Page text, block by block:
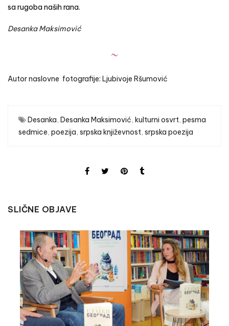
sa rugoba naših rana.
Desanka Maksimović
~
Autor naslovne fotografije: Ljubivoje Ršumović
Desanka, Desanka Maksimović, kulturni osvrt, pesma
sedmice, poezija, srpska književnost, srpska poezija
SLIČNE OBJAVE